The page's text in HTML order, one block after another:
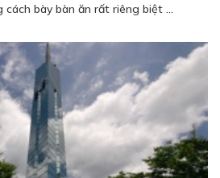
bày bàn ăn rất riêng biệt ...